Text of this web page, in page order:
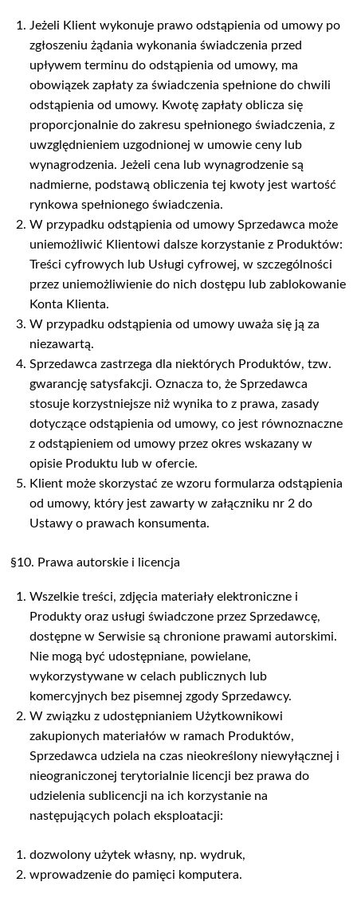
Jeżeli Klient wykonuje prawo odstąpienia od umowy po
zgłoszeniu żądania wykonania świadczenia przed
upływem terminu do odstąpienia od umowy, ma
obowiązek zapłaty za świadczenia spełnione do chwili
odstąpienia od umowy. Kwotę zapłaty oblicza się
proporcjonalnie do zakresu spełnionego świadczenia, z
uwzględnieniem uzgodnionej w umowie ceny lub
wynagrodzenia. Jeżeli cena lub wynagrodzenie są
nadmierne, podstawą obliczenia tej kwoty jest wartość
rynkowa spełnionego świadczenia.
W przypadku odstąpienia od umowy Sprzedawca może
uniemożliwić Klientowi dalsze korzystanie z Produktów:
Treści cyfrowych lub Usługi cyfrowej, w szczególności
przez uniemożliwienie do nich dostępu lub zablokowanie
Konta Klienta.
W przypadku odstąpienia od umowy uważa się ją za
niezawartą.
Sprzedawca zastrzega dla niektórych Produktów, tzw.
gwarancję satysfakcji. Oznacza to, że Sprzedawca
stosuje korzystniejsze niż wynika to z prawa, zasady
dotyczące odstąpienia od umowy, co jest równoznaczne
z odstąpieniem od umowy przez okres wskazany w
opisie Produktu lub w ofercie.
Klient może skorzystać ze wzoru formularza odstąpienia
od umowy, który jest zawarty w załączniku nr 2 do
Ustawy o prawach konsumenta.
§10. Prawa autorskie i licencja
Wszelkie treści, zdjęcia materiały elektroniczne i
Produkty oraz usługi świadczone przez Sprzedawcę,
dostępne w Serwisie są chronione prawami autorskimi.
Nie mogą być udostępniane, powielane,
wykorzystywane w celach publicznych lub
komercyjnych bez pisemnej zgody Sprzedawcy.
W związku z udostępnianiem Użytkownikowi
zakupionych materiałów w ramach Produktów,
Sprzedawca udziela na czas nieokreślony niewyłącznej i
nieograniczonej terytorialnie licencji bez prawa do
udzielenia sublicencji na ich korzystanie na
następujących polach eksploatacji:
dozwolony użytek własny, np. wydruk,
wprowadzenie do pamięci komputera.